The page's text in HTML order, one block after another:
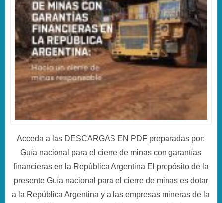
Acceda a las DESCARGAS EN PDF preparadas por:
Guía nacional para el cierre de minas con garantías
financieras en la República Argentina El propósito de la
presente Guía nacional para el cierre de minas es dotar
a la República Argentina y a las empresas mineras de la